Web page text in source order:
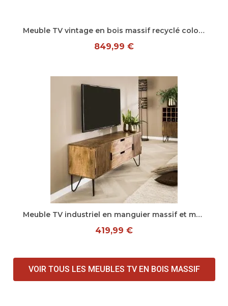
Aperçu rapide Meuble TV vintage en bois massif recyclé coloré Elija
849,99 €
Aperçu rapide Meuble TV industriel en manguier massif et métal Jared
419,99 €
VOIR TOUS LES MEUBLES TV EN BOIS MASSIF